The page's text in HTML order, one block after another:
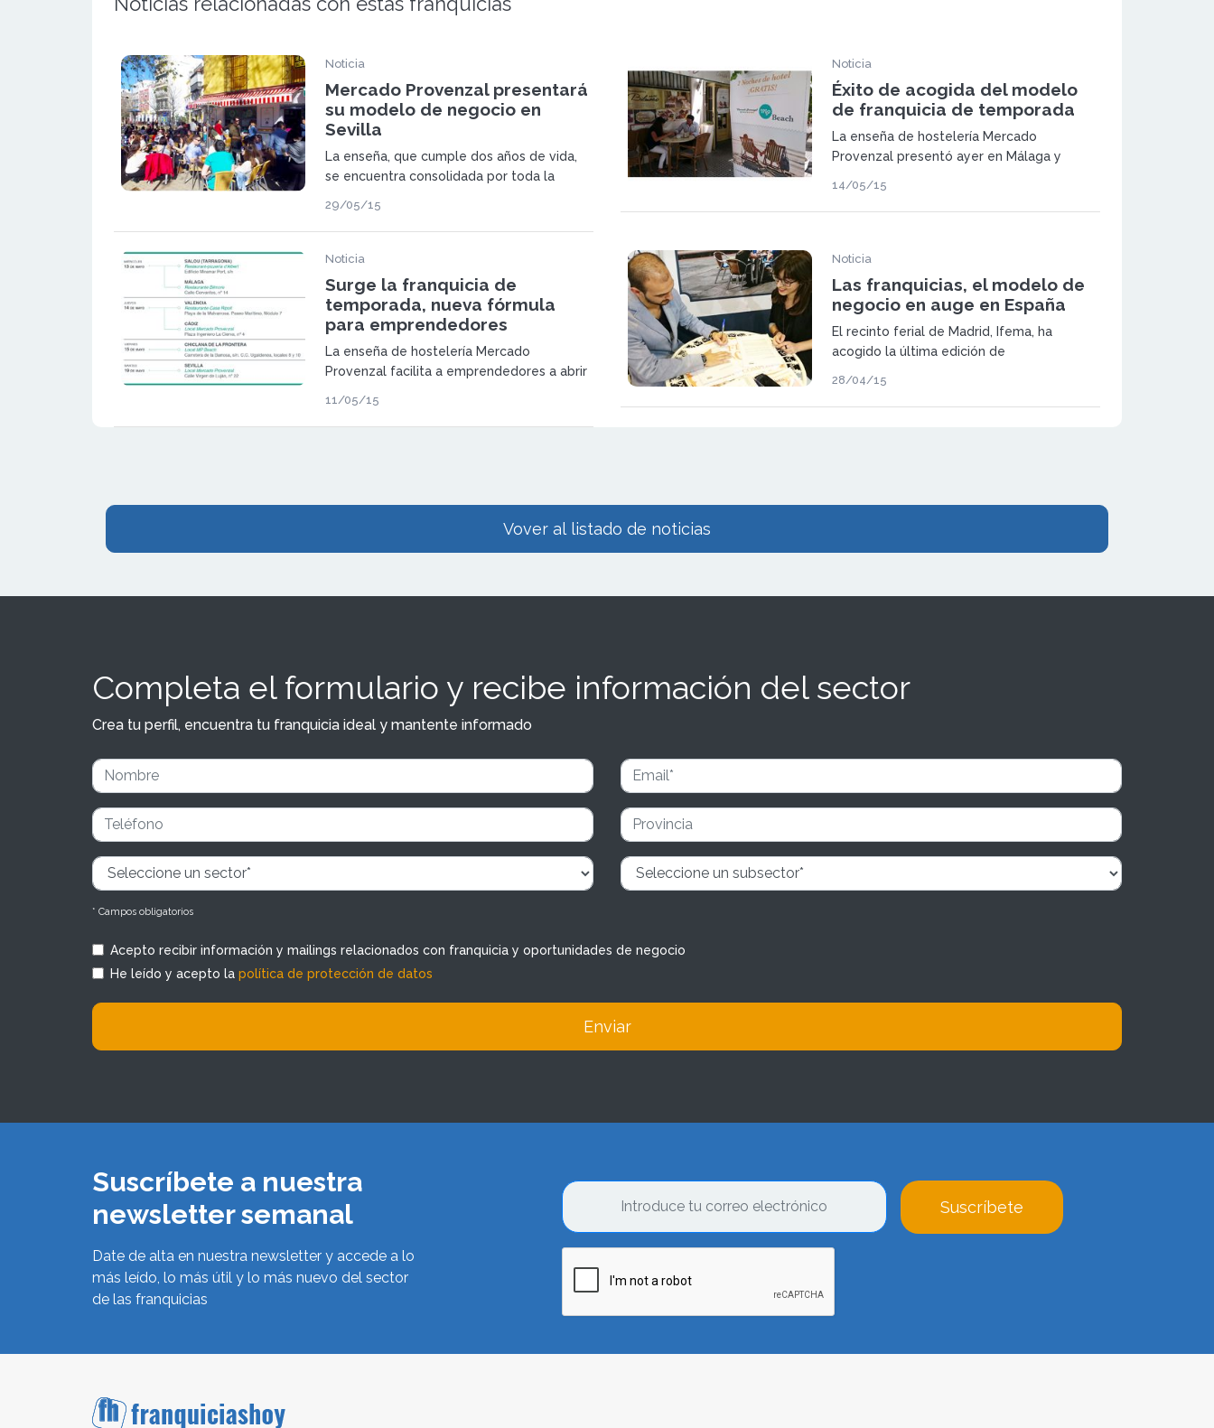
Noticia
Mercado Provenzal presentará
su modelo de negocio en
Sevilla
La enseña, que cumple dos años de vida,
se encuentra consolidada por toda la
29/05/15
Noticia
Éxito de acogida del modelo
de franquicia de temporada
La enseña de hostelería Mercado
Provenzal presentó ayer en Málaga y
14/05/15
Noticia
Surge la franquicia de
temporada, nueva fórmula
para emprendedores
La enseña de hostelería Mercado
Provenzal facilita a emprendedores a abrir
financiado el resto.
11/05/15
Noticia
Las franquicias, el modelo de
negocio en auge en España
El recinto ferial de Madrid, Ifema, ha
acogido la última edición de
28/04/15
Vover al listado de noticias
Completa el formulario y recibe información del sector
Crea tu perfil, encuentra tu franquicia ideal y mantente informado
* Campos obligatorios
Acepto recibir información y mailings relacionados con franquicia y oportunidades de negocio
He leído y acepto la política de protección de datos
Enviar
Suscríbete a nuestra
newsletter semanal
Date de alta en nuestra newsletter y accede a lo
más leído, lo más útil y lo más nuevo del sector
de las franquicias
Suscríbete